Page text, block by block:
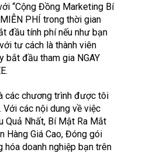
“Cộng Đồng Marketing Bí
PHÍ trong thời gian
đầu tính phí nếu như bạn
tư cách là thành viên
bắt đầu tham gia NGAY
các chương trình được tôi
Với các nội dung về việc
Quả Nhất, Bí Mật Ra Mắt
Hàng Giá Cao, Đóng gói
hóa doanh nghiệp bạn trên